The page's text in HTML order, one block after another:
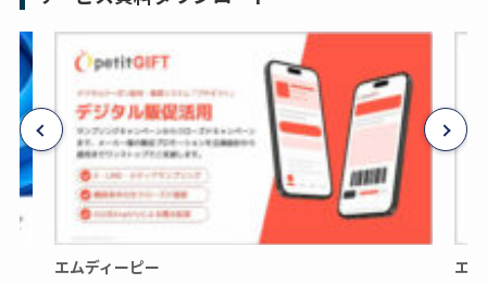
エムディーピー エ